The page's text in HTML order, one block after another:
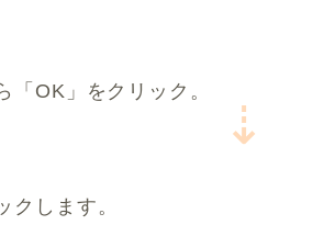
「OK」をクリック。
⇣
クします。